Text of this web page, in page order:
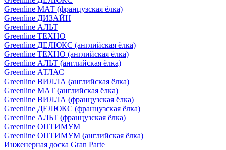
Greenline МАТ (французская ёлка)
Greenline ДИЗАЙН
Greenline АЛЬТ
Greenline ТЕХНО
Greenline ДЕЛЮКС (английская ёлка)
Greenline ТЕХНО (английская ёлка)
Greenline АЛЬТ (английская ёлка)
Greenline АТЛАС
Greenline ВИЛЛА (английская ёлка)
Greenline МАТ (английская ёлка)
Greenline ВИЛЛА (французская ёлка)
Greenline ДЕЛЮКС (французская ёлка)
Greenline АЛЬТ (французская ёлка)
Greenline ОПТИМУМ
Greenline ОПТИМУМ (английская ёлка)
Инженерная доска Gran Parte